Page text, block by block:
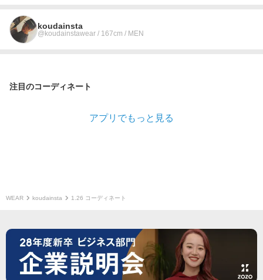
koudainsta
@koudainstawear / 167cm / MEN
注目のコーディネート
アプリでもっと見る
WEAR koudainsta 1.26 コーディネート